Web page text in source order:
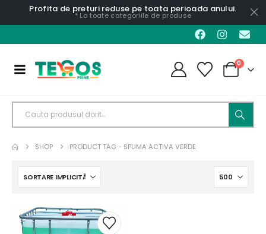
Profita de preturi reduse pe toata perioada anului.
* La toate categoriile de produse
0
SHOP PRODUCT TAG - SPUMA ACTIVA VERDE